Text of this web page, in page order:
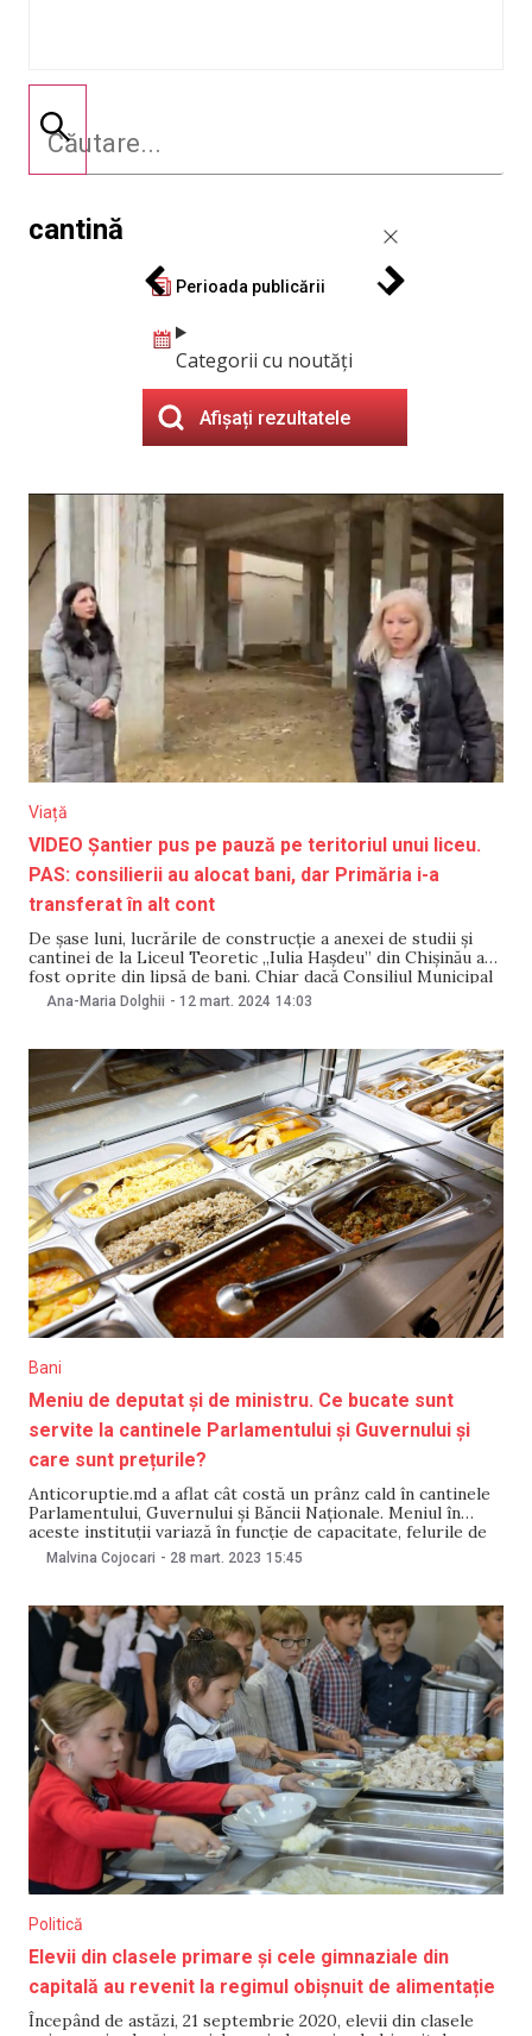
cantină
Perioada publicării
Categorii cu noutăți
Afișați rezultatele
Viață
VIDEO Șantier pus pe pauză pe teritoriul unui liceu.
PAS: consilierii au alocat bani, dar Primăria i-a
transferat în alt cont
De șase luni, lucrările de construcție a anexei de studii și
cantinei de la Liceul Teoretic „Iulia Hașdeu” din Chișinău au
fost oprite din lipsă de bani. Chiar dacă Consiliul Municipal
Chișinău (CMC) a alocat, în vara lui 2022, toată suma
necesară pentru realizarea construcției, primăria ar fi
Ana-Maria Dolghii - 12 mart. 2024 14:03
Bani
Meniu de deputat și de ministru. Ce bucate sunt
servite la cantinele Parlamentului și Guvernului și
care sunt prețurile?
Anticoruptie.md a aflat cât costă un prânz cald în cantinele
Parlamentului, Guvernului și Băncii Naționale. Meniul în
aceste instituții variază în funcție de capacitate, felurile de
mâncare, numărul acestora, dar și preț. Cantina Băncii
Naționale a Moldovei (BNM) are 64 de locuri. Jurnaliștii au
Malvina Cojocari - 28 mart. 2023 15:45
Politică
Elevii din clasele primare și cele gimnaziale din
capitală au revenit la regimul obișnuit de alimentație
Începând de astăzi, 21 septembrie 2020, elevii din clasele